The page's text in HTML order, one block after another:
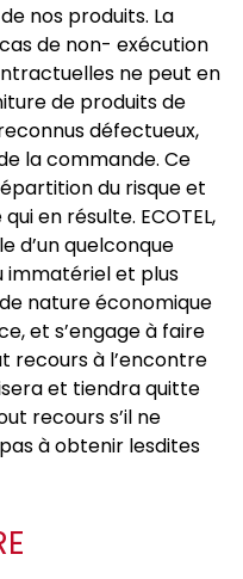
nos produits. La
de non- exécution
ne peut en
de produits de
défectueux,
la commande. Ce
du risque et
en résulte. ECOTEL,
d’un quelconque
immatériel et plus
nature économique
et s’engage à faire
recours à l’encontre
et tiendra quitte
recours s’il ne
à obtenir lesdites